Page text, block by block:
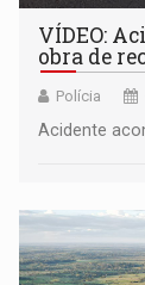
VÍDEO:
obra de
Polícia
Acidente